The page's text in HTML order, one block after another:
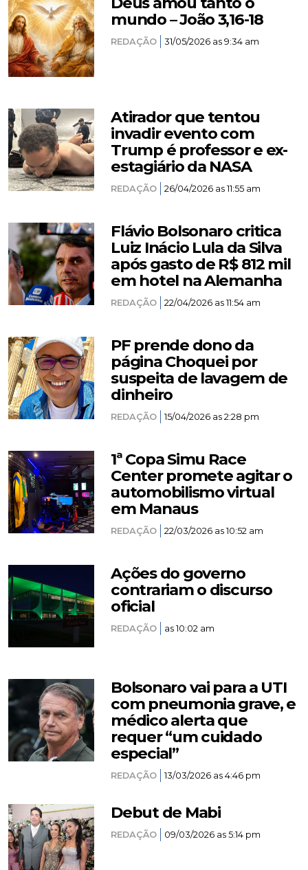
mundo – João 3,16-18
REDAÇÃO 31/05/2026 as 9:34 am
Atirador que tentou
invadir evento com
Trump é professor e ex-
estagiário da NASA
REDAÇÃO 26/04/2026 as 11:55 am
Flávio Bolsonaro critica
Luiz Inácio Lula da Silva
após gasto de R$ 812 mil
em hotel na Alemanha
REDAÇÃO 22/04/2026 as 11:54 am
PF prende dono da
página Choquei por
suspeita de lavagem de
dinheiro
REDAÇÃO 15/04/2026 as 2:28 pm
1ª Copa Simu Race
Center promete agitar o
automobilismo virtual
em Manaus
REDAÇÃO 22/03/2026 as 10:52 am
Ações do governo
contrariam o discurso
oficial
REDAÇÃO as 10:02 am
Bolsonaro vai para a UTI
com pneumonia grave, e
médico alerta que
requer “um cuidado
especial”
REDAÇÃO 13/03/2026 as 4:46 pm
Debut de Mabi
REDAÇÃO 09/03/2026 as 5:14 pm